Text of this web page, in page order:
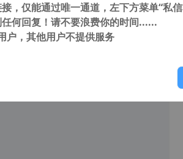
，仅能通过唯一通道，左下方菜单“私
何回复！请不要浪费你的时间......
户，其他用户不提供服务